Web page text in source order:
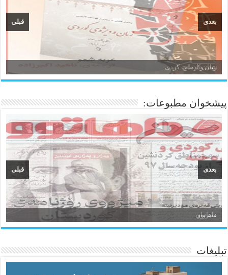
زبان و ادبیات کردی
قبلی بعدی
پیشخوان مطبوعات:
سیروان
ئاژانسی هەواڵی مێهر
قبلی بعدی
تبلیغات